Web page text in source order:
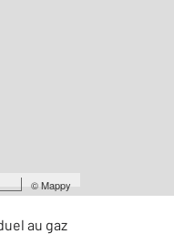
©Mappy
au gaz